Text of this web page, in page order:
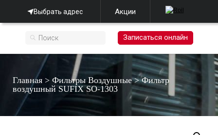
Выбрать адрес Акции
Записаться онлайн
Главная >Фильтры Воздушные>Фильтр
воздушный SUFIX SO-1303